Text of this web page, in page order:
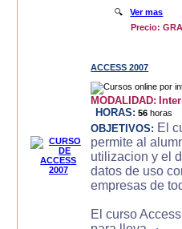
🔍Ver mas
Precio:
ACCESS 2007
MODALIDAD:
HORAS: 56 horas
OBJETIVOS: El
permite al
utilizacion y el
datos de uso
empresas de
El curso